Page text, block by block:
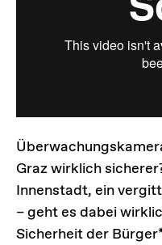
Graz wirklich
Innenstadt, ein
– geht es dabei
Sicherheit der